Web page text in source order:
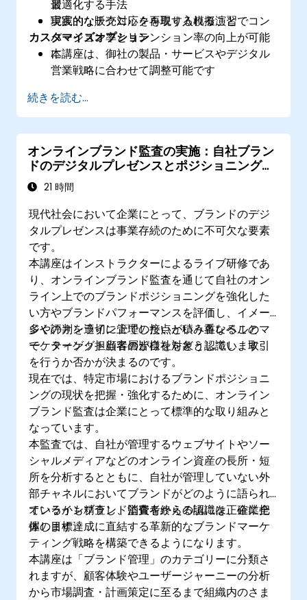
最適化する手法
実践的なテクニックを取り入れることでコン
バージョン率とリテンション率の向上が可能
に
習
現実的な販売対応を再現する模擬演習
カスタマイズオプション
本講座は、御社の製品・サービスやデジタル
営業戦略に合わせて調整可能です
続きを読む...
オンラインブランド監査の実施：自社ブラン
ドのデジタルプレゼンスとポジショニングを
評価し、効果的なブランド戦略を策定する
21 時間
現代社会において企業にとって、ブランドのデジ
タルプレゼンスは事業存続のために不可欠な要素
です。
本講座はインストラクターによるライブ研修であ
り、オンラインブランド監査を通じて自社のオン
ライン上でのブランドポジショニングを強化した
い方やブランドパフォーマンスを評価し、イメー
ジや評判を適切に管理したいという各レベルのマ
ーケティング担当者の皆様を対象としています。
多くのオンライン上での接点が積み重なること
で、ターゲット顧客層が自社をどう認識し、取引
を行うか否かが決まるのです。
現在では、特定市場におけるブランドポジショニ
ングの現状を把握・強化するために、オンライン
ブランド監査は企業にとって標準的な取り組みと
なっています。
本監査では、自社が管理するウェブサイトやソー
シャルメディアなどのオンライン資産の長所・短
所を分析するとともに、自社が管理していない外
部チャネルにおいてブランドがどのように語られ
ているかも精査し、消費者からの認識を正確に把
握します。
オンラインブランド監査を終える頃には、企業全
体の目標達成に直結する革新的なブランドマーケ
ティング戦略を構築できるようになります。
本講座は「ブランド管理」のカテゴリーに分類さ
れますが、顧客体験やユーザージャーニーの分析
から市場調査・計画策定に至るまで組織内のさま